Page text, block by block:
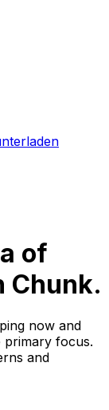
of
Chunk.
now and
primary focus.
and